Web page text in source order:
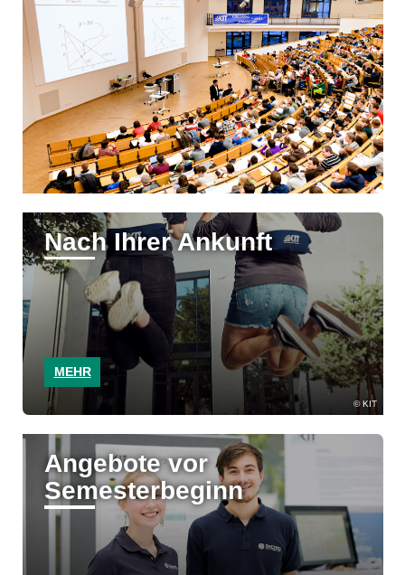
KIT
Nach Ihrer Ankunft
MEHR
Angebote vor
Semesterbeginn